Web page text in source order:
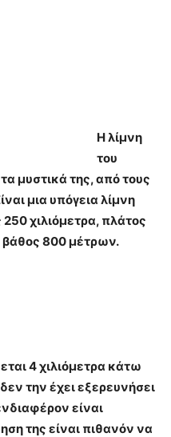
Η λίμνη
του
μυστικά της, από τους
μια υπόγεια λίμνη
χιλιόμετρα, πλάτος
βάθος 800 μέτρων.
4 χιλιόμετρα κάτω
την έχει εξερευνήσει
είναι
της είναι πιθανόν να